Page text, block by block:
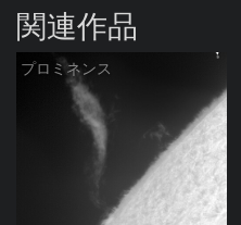
関連作品
プロミネンス